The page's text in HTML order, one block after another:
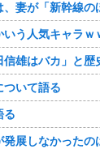
大阪まで家族4人だと往復「10万円」近くかかるため、私は車
いう人気キャラｗ
史に書かれているが今まで家が
ついて語る
る
展しなかったの